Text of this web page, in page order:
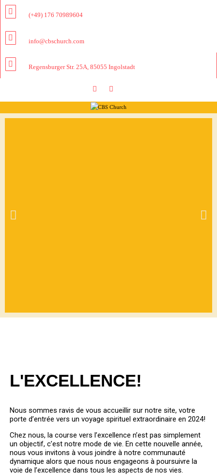
(+49) 176 70989604
info@cbschurch.com
Regensburger Str. 25A, 85055 Ingolstadt
PARMIS
NOUS
PLUS QU'UNE ÉGLISE, UNE
VÉRITABLE FAMILLE!
L'EXCELLENCE!
Nous sommes ravis de vous accueillir sur notre site, votre
porte d’entrée vers un voyage spirituel extraordinaire en 2024!
Chez nous, la course vers l’excellence n’est pas simplement
un objectif, c’est notre mode de vie. En cette nouvelle année,
nous vous invitons à vous joindre à notre communauté
dynamique alors que nous nous engageons à poursuivre la
voie de l’excellence dans tous les aspects de nos vies.